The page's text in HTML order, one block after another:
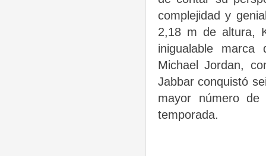
complejidad y
2,18 m de altura,
inigualable
Michael Jordan,
Jabbar conquistó
mayor número
temporada.